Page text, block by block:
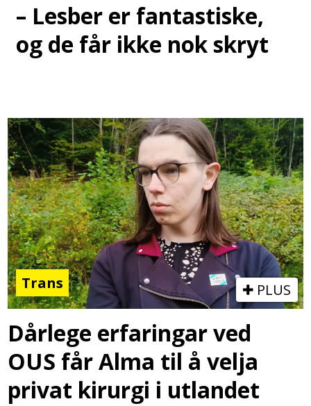
– Lesber er fantastiske,
og de får ikke nok skryt
Trans PLUS
Dårlege erfaringar ved
OUS får Alma til å velja
privat kirurgi i utlandet